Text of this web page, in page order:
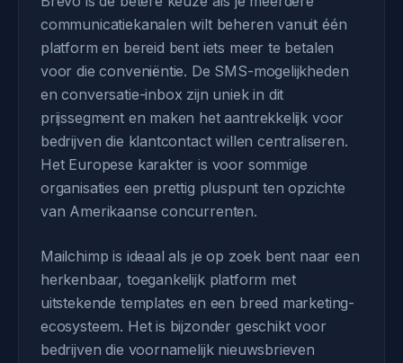
communicatiekanalen wilt beheren vanuit één
platform en bereid bent iets meer te betalen
voor die conveniëntie. De SMS-mogelijkheden
en conversatie-inbox zijn uniek in dit
prijssegment en maken het aantrekkelijk voor
bedrijven die klantcontact willen centraliseren.
Het Europese karakter is voor sommige
organisaties een prettig pluspunt ten opzichte
van Amerikaanse concurrenten.
Mailchimp is ideaal als je op zoek bent naar een
herkenbaar, toegankelijk platform met
uitstekende templates en een breed marketing-
ecosysteem. Het is bijzonder geschikt voor
bedrijven die voornamelijk nieuwsbrieven